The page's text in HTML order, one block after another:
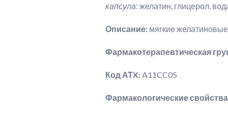
капсула: желатин, глицерол,
Описание: мягкие
Фармакотерапевтическая
Код АТX:A11CC05
Фармакологические свойства